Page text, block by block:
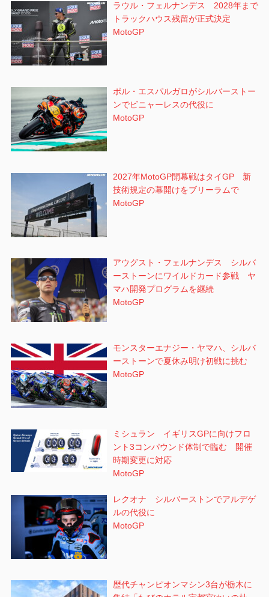
ラウル・フェルナンデス 2028年まで
トラックハウス残留が正式決定
MotoGP
ポル・エスパルガロがシルバーストー
ンでビニャーレスの代役に
MotoGP
2027年MotoGP開幕戦はタイGP 新
技術規定の幕開けをブリーラムで
MotoGP
アウグスト・フェルナンデス シルバ
ーストーンにワイルドカード参戦 ヤ
マハ開発プログラムを継続
MotoGP
モンスターエナジー・ヤマハ、シルバ
ーストーンで夏休み明け初戦に挑む
MotoGP
ミシュラン イギリスGPに向けフロ
ント3コンパウンド体制で臨む 開催
時期変更に対応
MotoGP
レクオナ シルバーストンでアルデゲ
ルの代役に
MotoGP
歴代チャンピオンマシン3台が栃木に